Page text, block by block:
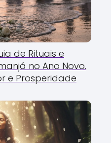
de Rituais e
no Ano Novo.
e Prosperidade